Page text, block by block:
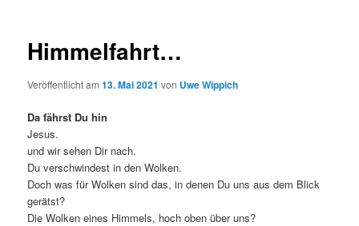
Himmelfahrt…
Veröffentlicht am13. Mai 2021 von Uwe Wippich
Da fährst Du hin
Jesus.
und wir sehen Dir nach.
Du verschwindest in den Wolken.
Doch was für Wolken sind das, in denen Du uns aus dem Blick
gerätst?
Die Wolken eines Himmels, hoch oben über uns?